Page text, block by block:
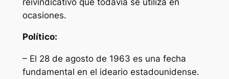
ocasiones.
Político:
– El 28 de agosto de 1963 es una fecha
fundamental en el ideario estadounidense.